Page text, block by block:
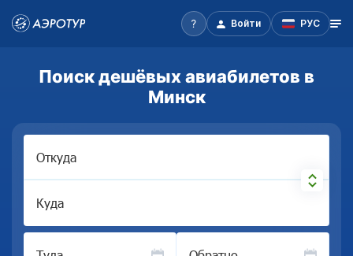
Войти РУС
Поиск дешёвых авиабилетов в
Минск
Откуда
Куда